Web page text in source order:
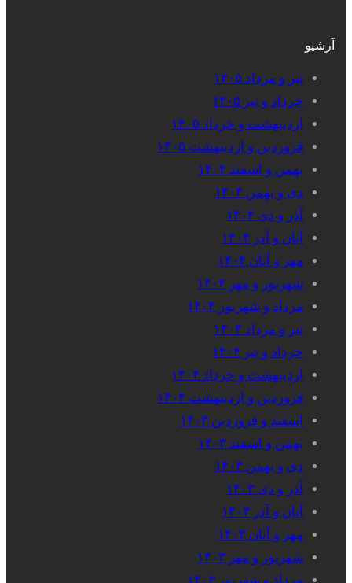
آرشیو
تیر و مرداد ۱۴۰۵
خرداد و تیر ۱۴۰۵
اردیبهشت و خرداد ۱۴۰۵
فروردین و اردیبهشت ۱۴۰۵
بهمن و اسفند ۱۴۰۴
دی و بهمن ۱۴۰۴
آذر و دی ۱۴۰۴
آبان و آذر ۱۴۰۴
مهر و آبان ۱۴۰۴
شهریور و مهر ۱۴۰۴
مرداد و شهریور ۱۴۰۴
تیر و مرداد ۱۴۰۴
خرداد و تیر ۱۴۰۴
اردیبهشت و خرداد ۱۴۰۴
فروردین و اردیبهشت ۱۴۰۴
اسفند و فروردین ۱۴۰۳
بهمن و اسفند ۱۴۰۳
دی و بهمن ۱۴۰۳
آذر و دی ۱۴۰۳
آبان و آذر ۱۴۰۳
مهر و آبان ۱۴۰۳
شهریور و مهر ۱۴۰۳